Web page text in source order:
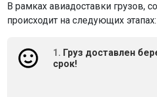
В рамках авиадоставки грузов,
происходит на следующих этапах:
1. Груз доставлен
срок!